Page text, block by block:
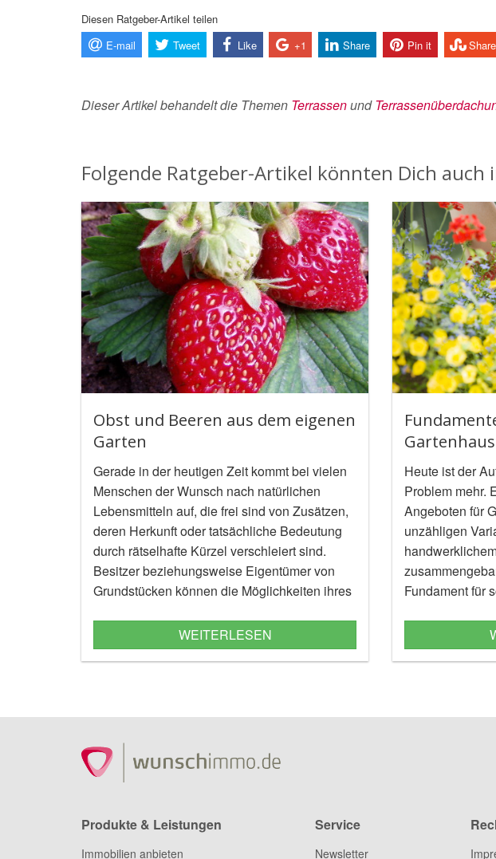
Diesen Ratgeber-Artikel teilen
E-mail
Tweet Like +1 Share Pin it Share
Dieser Artikel behandelt die Themen Terrassenund
Folgende Ratgeber-Artikel könnten Dich auch
Obst und Beeren aus dem eigenen
Garten
Gerade in der heutigen Zeit kommt bei vielen
Menschen der Wunsch nach natürlichen
Lebensmitteln auf, die frei sind von Zusätzen,
deren Herkunft oder tatsächliche Bedeutung
durch rätselhafte Kürzel verschleiert sind.
Besitzer beziehungsweise Eigentümer von
Grundstücken können die Möglichkeiten ihres
Beeren züchten. Daraus lassen sich mit
einfachen Mitteln Marmeladen machen oder
WEITERLESEN
Gartenhaus
Heute ist der
Problem mehr.
Angeboten für
unzähligen
Fundament für
Produkte & Leistungen
Immobilien anbieten
Service
Newsletter